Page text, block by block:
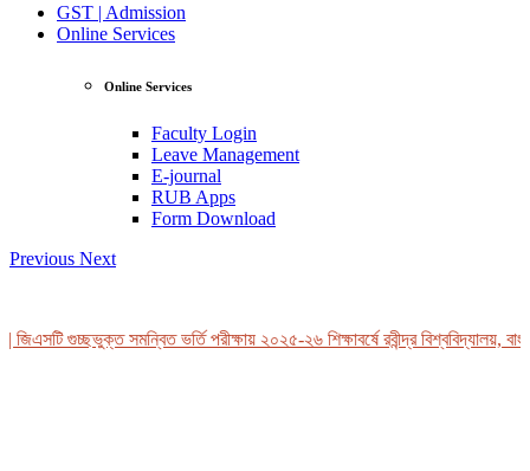
GST | Admission
Online Services
Online Services
Faculty Login
Leave Management
E-journal
RUB Apps
Form Download
Previous Next
গুচ্ছভুক্ত সমন্বিত ভর্তি পরীক্ষায় ২০২৫-২৬ শিক্ষাবর্ষে রবীন্দ্র বিশ্ববিদ্যালয়,